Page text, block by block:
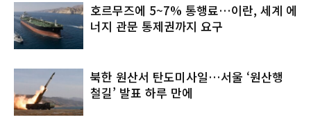
호르무즈에 5~7% 통행료…이란, 세계 에
너지 관문 통제권까지 요구
북한 원산서 탄도미사일…서울 ‘원산행
철길’ 발표 하루 만에